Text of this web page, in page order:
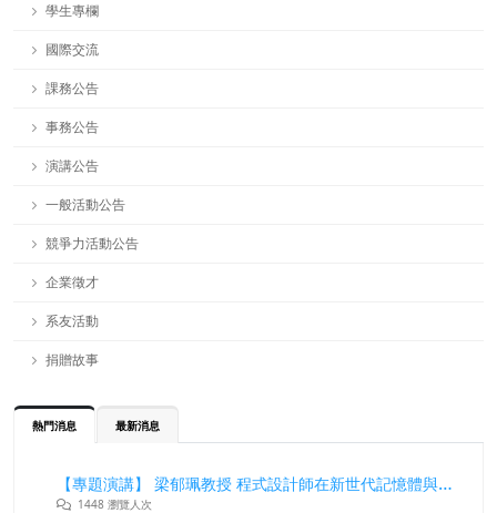
學生專欄
國際交流
課務公告
事務公告
演講公告
一般活動公告
競爭力活動公告
企業徵才
系友活動
捐贈故事
熱門消息 最新消息
【專題演講】 梁郁珮教授 程式設計師在新世代記憶體與儲存系統中的角色與挑戰
1448 瀏覽人次